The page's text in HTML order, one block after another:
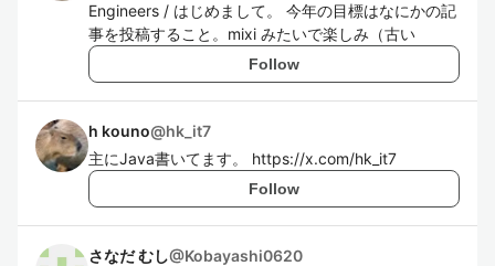
Engineers / はじめまして。 今年の目標はなにかの記
事を投稿すること。mixi みたいで楽しみ（古い
Follow
h kouno@hk_it7
主にJava書いてます。 https://x.com/hk_it7
Follow
さなだ むし@Kobayashi0620